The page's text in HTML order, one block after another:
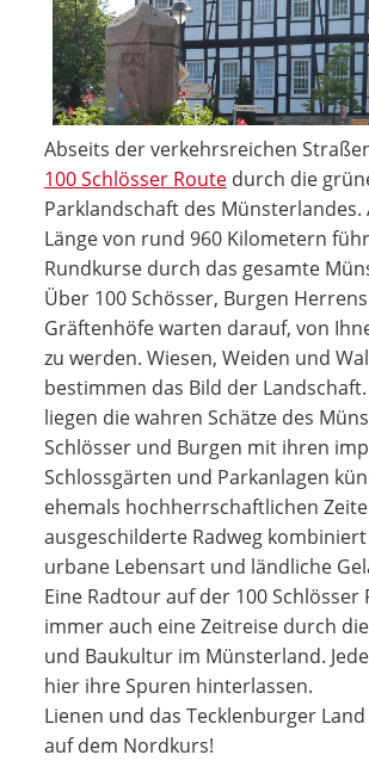
Abseits der verkehrsreichen
100 Schlösser Routedurch die
Parklandschaft des Münsterlandes.
Länge von rund 960 Kilometern
Rundkurse durch das gesamte
Über 100 Schösser, Burgen
Gräftenhöfe warten darauf, von
zu werden. Wiesen, Weiden und
bestimmen das Bild der
liegen die wahren Schätze des
Schlösser und Burgen mit ihren
Schlossgärten und Parkanlagen
ehemals hochherrschaftlichen
ausgeschilderte Radweg
urbane Lebensart und ländliche
Eine Radtour auf der 100 Schlösser
immer auch eine Zeitreise durch
und Baukultur im Münsterland.
hier ihre Spuren hinterlassen.
Lienen und das Tecklenburger
auf dem Nordkurs!